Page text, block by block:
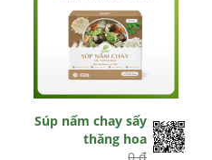
Súp nấm chay sấy
thăng hoa